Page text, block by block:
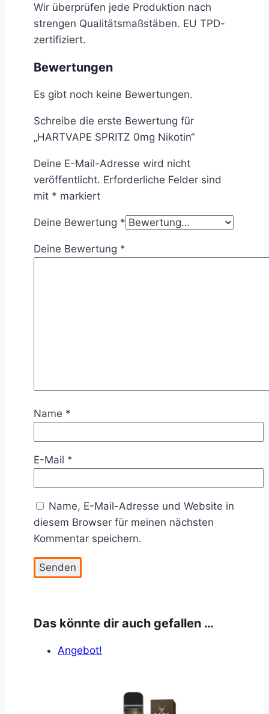
Wir überprüfen jede Produktion nach
strengen Qualitätsmaßstäben. EU TPD-
zertifiziert.
Bewertungen
Es gibt noch keine Bewertungen.
Schreibe die erste Bewertung für
„HARTVAPE SPRITZ 0mg Nikotin“
Deine E-Mail-Adresse wird nicht
veröffentlicht. Erforderliche Felder sind
mit * markiert
Deine Bewertung *
Deine Bewertung *
Name *
E-Mail *
Name, E-Mail-Adresse und Website in
diesem Browser für meinen nächsten
Kommentar speichern.
Das könnte dir auch gefallen …
Angebot!